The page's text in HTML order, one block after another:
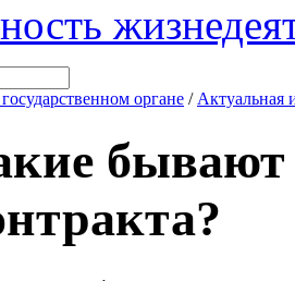
органе / Актуальная
бывают